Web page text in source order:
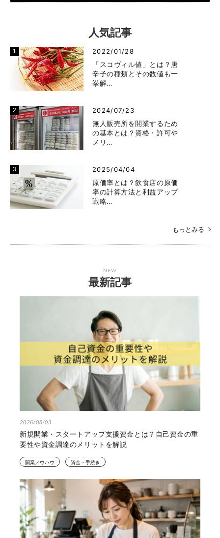
人気記事
2022/01/28
「スコヴィル値」とは？唐
辛子の種類とその数値も一
挙解…
2024/07/23
無人販売所を開業するため
の基本とは？資格・許可や
メリ…
2025/04/04
原価率とは？飲食店の原価
率の計算方法と利益アップ
戦略…
もっとみる
NEW
最新記事
2026/08/03
新規開業・スタートアップ支援資金とは？自己資金の重
要性や資金調達のメリットを解説
開業ノウハウ 資金・手続き